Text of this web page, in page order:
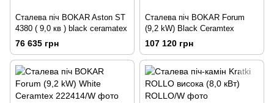
Сталева піч BOKAR Aston ST
4380 ( 9,0 кв ) black ceramatex
76 635 грн
Сталева піч BOKAR Forum
(9,2 kW) Black Ceramtex
107 120 грн